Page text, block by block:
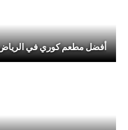
أفضل مطعم كوري في الرياض